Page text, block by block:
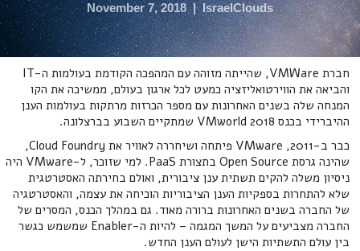
IsraelClouds
|
November 7, 2018
חברת VMWare, שהייתה מזוהה עם המהפכה הקודמת בעולמות ה-IT
והביאה את הווירטואליזציה כמעט לכל ארגון בעולם, ממשיכה את הקו
המנחה שלה בשנים האחרונות עם מספר הכרזות מרתקות בעולמות הענן
ההיברידי בכנס VMworld 2018 שמתקיים השבוע בברצלונה.
כבר ב-2011, VMware פיתחה ושיחררה לאוויר את Cloud Foundry,
שהינה גרסת Open Source בתצורת PaaS. למי שזוכר, ל-VMware היה
ניסיון משלה להקים תשתית ענן ציבורית, ואולם בחירתה האסטרטגית
שלא להתחרות בספקיות הענן הציבוריות הוכיחה את עצמה, והאסטרטגיה
של החברה בשנים האחרונות ברורה מאוד. גם במהלך הכנס, המסרים של
החברה מצביעים על המשך המגמה – להיות ה-Enabler שמשמש כגשר
בין עולם התשתיות הישן לעולם הענן החדש.